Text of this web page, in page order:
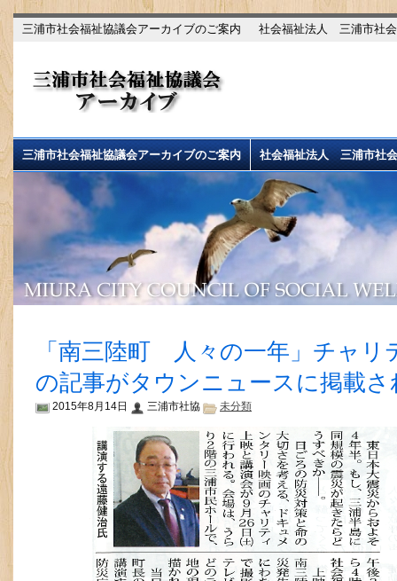
三浦市社会福祉協議会アーカイブのご案内 社会福祉法人 三浦市社
三浦市社会福祉協議会アーカイブのご案内 社会福祉法人 三浦市社
「南三陸町 人々の一年」チャリ
の記事がタウンニュースに掲載
2015年8月14日 三浦市社協 未分類